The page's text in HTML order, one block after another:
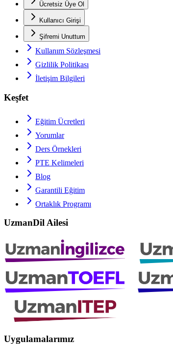
Ücretsiz Üye Ol
Kullanıcı Girişi
Şifremi Unuttum
Kullanım Sözleşmesi
Gizlilik Politikası
İletişim Bilgileri
Keşfet
Eğitim Ücretleri
Yorumlar
Ders Örnekleri
PTE Kelimeleri
Blog
Garantili Eğitim
Ortaklık Programı
UzmanDil Ailesi
Uygulamalarımız